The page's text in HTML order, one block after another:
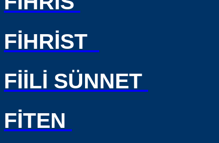
FİHRİST
FİİLİ SÜNNET
FİTEN